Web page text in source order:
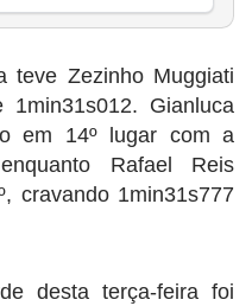
teve Zezinho Muggiati
Gianluca
em 14º lugar com a
Rafael Reis
cravando 1min31s777
desta terça-feira foi